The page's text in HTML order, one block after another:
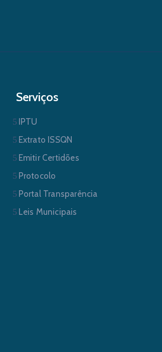
Serviços
IPTU
Extrato ISSQN
Emitir Certidões
Protocolo
Portal Transparência
Leis Municipais